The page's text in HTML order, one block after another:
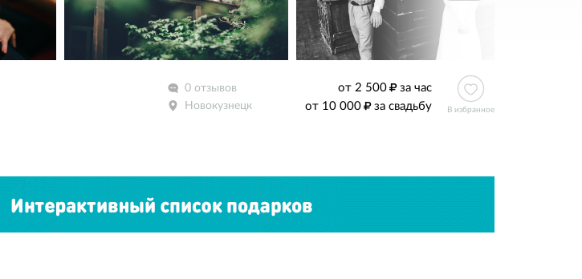
0 отзывов
Новокузнецк
от 2 500
за час
от 10 000
за свадьбу В избранное